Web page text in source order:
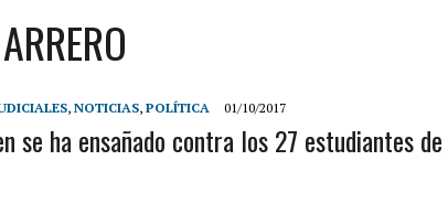
, NOTICIAS, POLÍTICA 01/10/2017
se ha ensañado contra los 27 estudiantes de